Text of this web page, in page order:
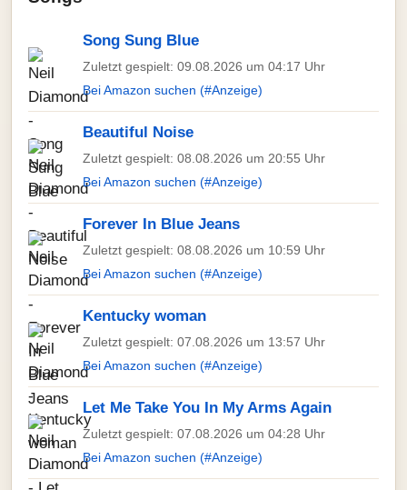
Song Sung Blue
Zuletzt gespielt: 09.08.2026 um 04:17 Uhr
Bei Amazon suchen (#Anzeige)
Beautiful Noise
Zuletzt gespielt: 08.08.2026 um 20:55 Uhr
Bei Amazon suchen (#Anzeige)
Forever In Blue Jeans
Zuletzt gespielt: 08.08.2026 um 10:59 Uhr
Bei Amazon suchen (#Anzeige)
Kentucky woman
Zuletzt gespielt: 07.08.2026 um 13:57 Uhr
Bei Amazon suchen (#Anzeige)
Let Me Take You In My Arms Again
Zuletzt gespielt: 07.08.2026 um 04:28 Uhr
Bei Amazon suchen (#Anzeige)